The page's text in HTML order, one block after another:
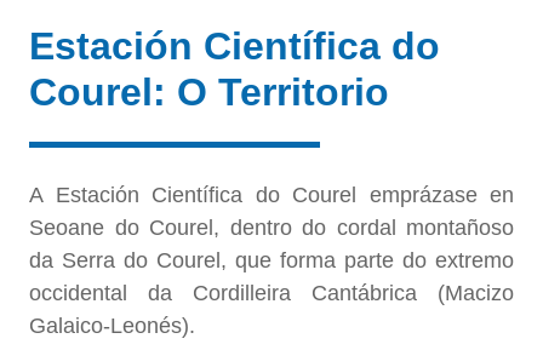
Estación Científica do
Courel: O Territorio
A Estación Científica do Courel emprázase en
Seoane do Courel, dentro do cordal montañoso
da Serra do Courel, que forma parte do extremo
occidental da Cordilleira Cantábrica (Macizo
Galaico-Leonés).